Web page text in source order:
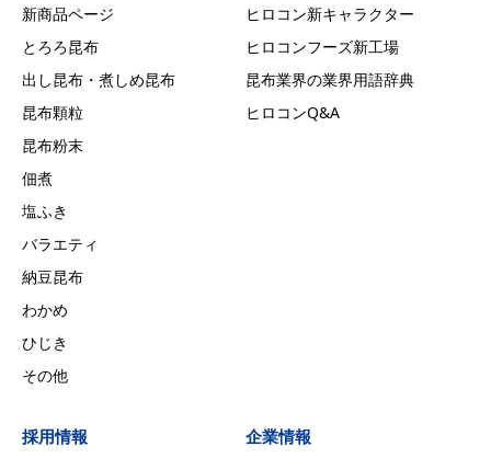
新商品ページ
とろろ昆布
出し昆布・煮しめ昆布
昆布顆粒
昆布粉末
佃煮
塩ふき
バラエティ
納豆昆布
わかめ
ひじき
その他
ヒロコン新キャラクター
ヒロコンフーズ新工場
昆布業界の業界用語辞典
ヒロコンQ&A
採用情報 企業情報